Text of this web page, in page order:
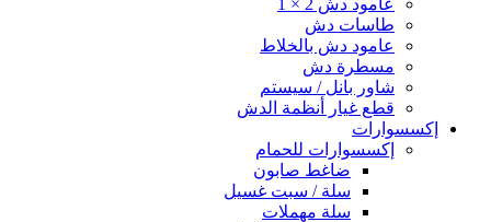
عامود دش 2 × 1
طاسات دش
عامود دش بالخلاط
مسطرة دش
شاور بانل / سيستم
قطع غيار أنظمة الدش
إكسسوارات
إكسسوارات للحمام
ضاغط صابون
سلة / سبت غسيل
سلة مهملات